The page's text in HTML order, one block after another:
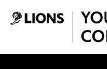
Saltar al contenido principal